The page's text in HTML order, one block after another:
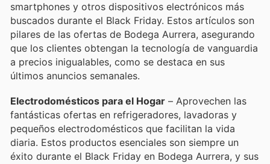
smartphones y otros dispositivos electrónicos más
buscados durante el Black Friday. Estos artículos son
pilares de las ofertas de Bodega Aurrera, asegurando
que los clientes obtengan la tecnología de vanguardia
a precios inigualables, como se destaca en sus
últimos anuncios semanales.
Electrodomésticos para el Hogar – Aprovechen las
fantásticas ofertas en refrigeradores, lavadoras y
pequeños electrodomésticos que facilitan la vida
diaria. Estos productos esenciales son siempre un
éxito durante el Black Friday en Bodega Aurrera, y sus